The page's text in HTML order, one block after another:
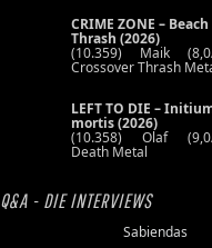
CRIME ZONE – Beach
Thrash (2026)
(10.359) Maik
Crossover Thrash
LEFT TO DIE –
mortis (2026)
(10.358) Olaf
Death Metal
Q&A - DIE INTERVIEWS
Sabiendas